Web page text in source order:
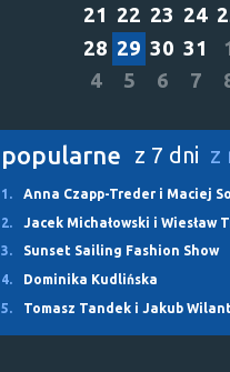
21 22 23 24
28 29 30 31
4
5 6 7
popularne z 7 dni z
1. Anna Czapp-Treder i Maciej
2.
Jacek Michałowski i Wiesław
3.
Sunset Sailing Fashion Show
4.
Dominika Kudlińska
5.
Tomasz Tandek i Jakub